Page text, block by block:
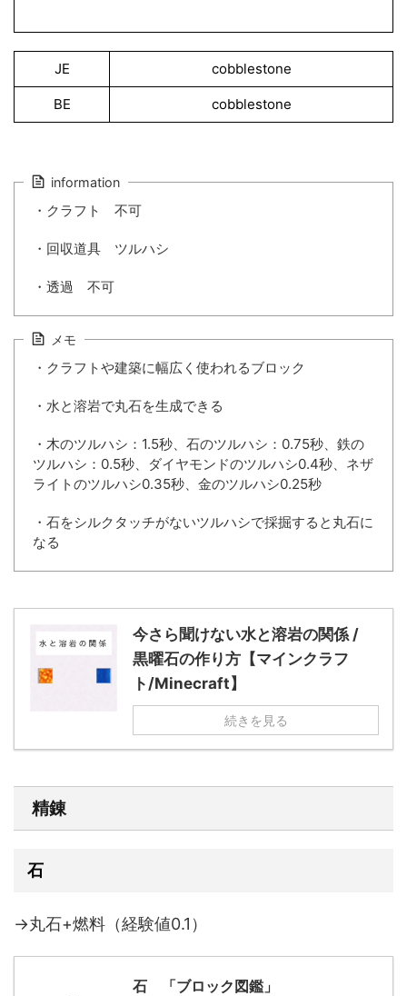
JE cobblestone
BE cobblestone
information
・クラフト 不可
・回収道具 ツルハシ
・透過 不可
メモ
・クラフトや建築に幅広く使われるブロック
・水と溶岩で丸石を生成できる
・木のツルハシ：1.5秒、石のツルハシ：0.75秒、鉄の
ツルハシ：0.5秒、ダイヤモンドのツルハシ0.4秒、ネザ
ライトのツルハシ0.35秒、金のツルハシ0.25秒
・石をシルクタッチがないツルハシで採掘すると丸石に
なる
今さら聞けない水と溶岩の関係 /
黒曜石の作り方【マインクラフ
ト/Minecraft】
続きを見る
精錬
石
→丸石+燃料（経験値0.1）
石 「ブロック図鑑」